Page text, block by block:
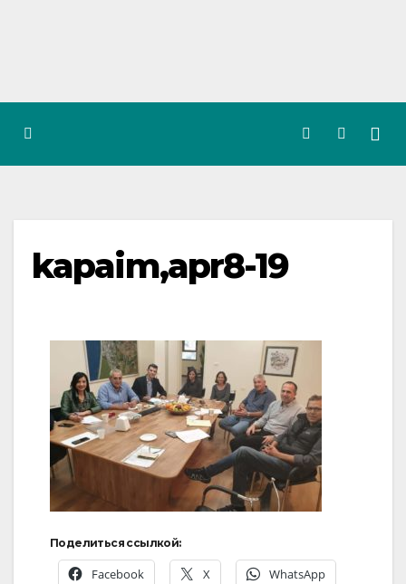
kapaim,apr8-19
Поделиться ссылкой:
Facebook X WhatsApp